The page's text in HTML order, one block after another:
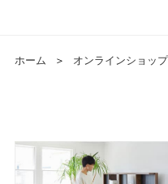
ホーム ＞ オンラインショップ